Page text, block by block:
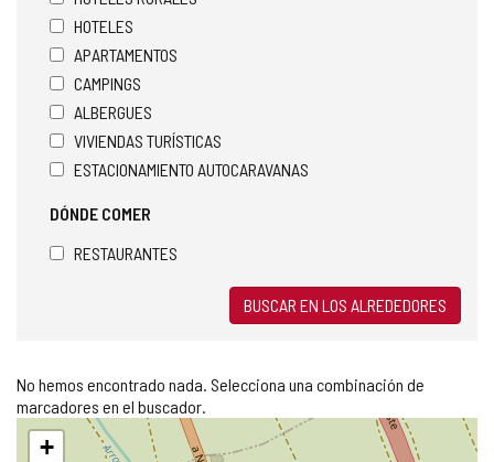
HOTELES
APARTAMENTOS
CAMPINGS
ALBERGUES
VIVIENDAS TURÍSTICAS
ESTACIONAMIENTO AUTOCARAVANAS
DÓNDE COMER
RESTAURANTES
BUSCAR EN LOS ALREDEDORES
No hemos encontrado nada. Selecciona una combinación de
marcadores en el buscador.
Saltar
mapa
+